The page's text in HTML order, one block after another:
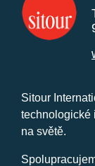
Sitour
technologické
na světě.